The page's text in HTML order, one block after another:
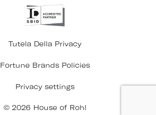
Tutela Della Privacy
Fortune Brands Policies
Privacy settings
© 2026 House of Rohl